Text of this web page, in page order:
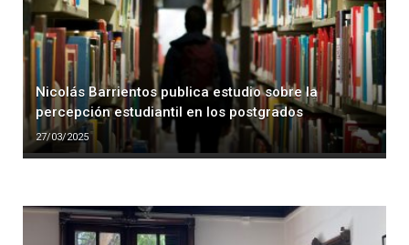
Nicolás Barrientos publica estudio sobre la
percepción estudiantil en los postgrados
27/03/2025